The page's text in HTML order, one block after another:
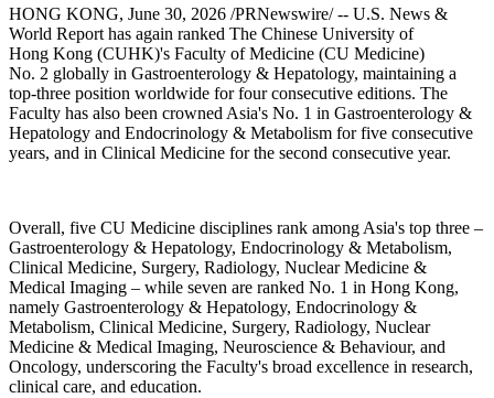
HONG KONG, June 30, 2026 /PRNewswire/ -- U.S. News &
World Report has again ranked The Chinese University of
Hong Kong (CUHK)'s Faculty of Medicine (CU Medicine)
No. 2 globally in Gastroenterology & Hepatology, maintaining a
top-three position worldwide for four consecutive editions. The
Faculty has also been crowned Asia's No. 1 in Gastroenterology &
Hepatology and Endocrinology & Metabolism for five consecutive
years, and in Clinical Medicine for the second consecutive year.
Overall, five CU Medicine disciplines rank among Asia's top three –
Gastroenterology & Hepatology, Endocrinology & Metabolism,
Clinical Medicine, Surgery, Radiology, Nuclear Medicine &
Medical Imaging – while seven are ranked No. 1 in Hong Kong,
namely Gastroenterology & Hepatology, Endocrinology &
Metabolism, Clinical Medicine, Surgery, Radiology, Nuclear
Medicine & Medical Imaging, Neuroscience & Behaviour, and
Oncology, underscoring the Faculty's broad excellence in research,
clinical care, and education.